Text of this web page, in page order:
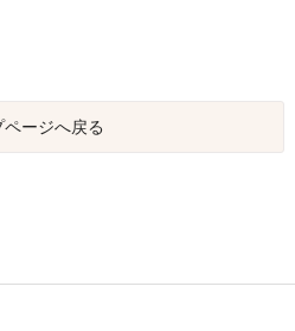
ページへ戻る